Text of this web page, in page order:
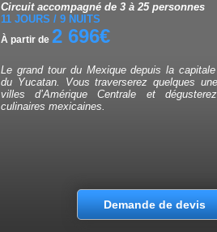
Circuit accompagné de 3 à 25 personnes
11 JOURS / 9 NUITS
À partir de 2 696€
Le grand tour du Mexique depuis la capitale
du Yucatan. Vous traverserez quelques
villes d’Amérique Centrale et
culinaires mexicaines.
Demande de devis